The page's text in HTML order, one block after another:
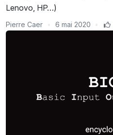
Lenovo, HP…)
Pierre Caer 6 mai 2020